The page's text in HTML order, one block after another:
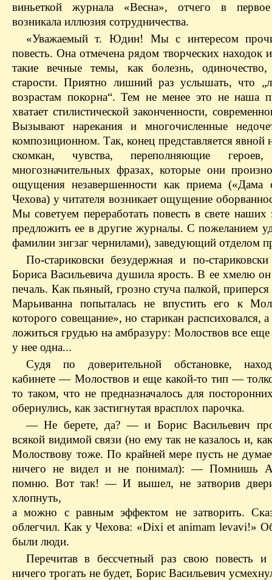
виньеткой журнала «Весна», отчего в
возникала иллюзия сотрудничества.
«Уважаемый т. Юдин! Мы с интересом
повесть. Она отмечена рядом творческих находок и
такие вечные темы, как болезнь, одиночество,
старости. Приятно лишний раз услышать, что
возрастам покорна“. Тем неменее это не наша
хватает стилистической законченности,
Вызывают нарекания и многочисленные
композиционном. Так, конец представляется явной
скомкан, чувства, переполняющие
многозначительных фразах, которые они
ощущения незавершенности как приема («Дама
Чехова) у читателя возникает ощущение
Мы советуем переработать повесть в свете наших
предложить ее в другие журналы. С пожеланием
фамилии зигзаг чернилами), заведующий отделом
По-стариковски безудержная и по-стариковски
Бориса Васильевича душила ярость. В ее хмелю
печаль. Как пьяный, грозно стуча палкой, приперся
Марьиванна попыталась не впустить его к
которого совещание», но старикан распсиховался, а
ложиться грудью на амбразуру: Молоствоввсе еще
у нее одна...
Судя по доверительной обстановке,
кабинете — Молоствови еще какой-то тип —
то таком, что не предназначалось для
обернулись, как застигнутая врасплох парочка.
— Не берете, да? — и Борис Васильевич
всякой видимой связи (но ему так не казалось и,
Молоствову тоже. По крайнеймере пусть не
ничего не видел и не понимал): — Помнишь
помню. Вот так! — И вышел, не затворив
хлопнуть,
а можно с равным эффектом не затворить.
облегчил. Как у Чехова: «Dixi et animam levavi!»
были люди.
Перечитавв бессчетный раз свою повесть
ничего трогать не будет, Борис Васильевич